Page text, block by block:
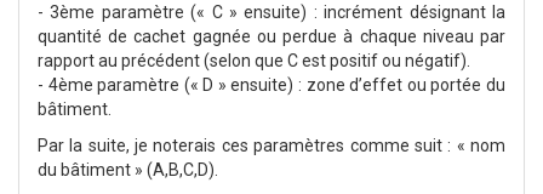
- 3ème paramètre (« C » ensuite) : incrément désignant la
quantité de cachet gagnée ou perdue à chaque niveau par
rapport au précédent (selon que C est positif ou négatif).
- 4ème paramètre (« D » ensuite) : zone d’effet ou portée du
bâtiment.
Par la suite, je noterais ces paramètres comme suit : « nom
du bâtiment » (A,B,C,D).